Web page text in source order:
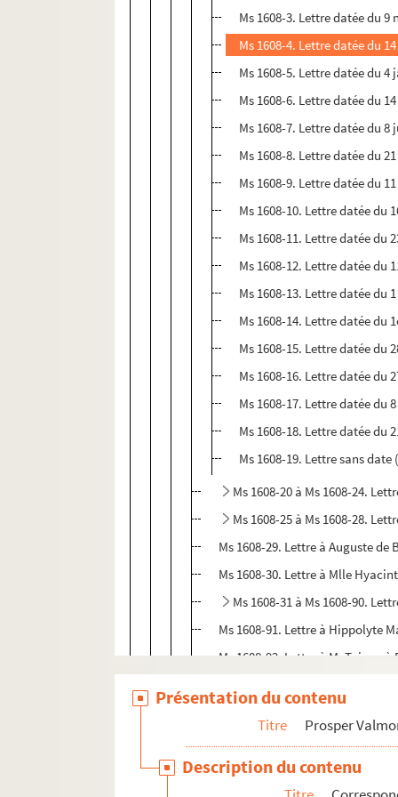
Ms 1608-3. Lettre datée du 9
Ms 1608-4. Lettre datée du
Ms 1608-5. Lettre datée du 4
Ms 1608-6. Lettre datée du
Ms 1608-7. Lettre datée du 8
Ms 1608-8. Lettre datée du
Ms 1608-9. Lettre datée du
Ms 1608-10. Lettre datée du
Ms 1608-11. Lettre datée du
Ms 1608-12. Lettre datée du
Ms 1608-13. Lettre datée du
Ms 1608-14. Lettre datée du
Ms 1608-15. Lettre datée du
Ms 1608-16. Lettre datée du
Ms 1608-17. Lettre datée du
Ms 1608-18. Lettre datée du
Ms 1608-19. Lettre sans date
Ms 1608-20 à Ms 1608-24.
Ms 1608-25 à Ms 1608-28.
Ms 1608-29. Lettre à Auguste de
Ms 1608-30. Lettre à Mlle
Ms 1608-31 à Ms 1608-90.
Ms 1608-91. Lettre à Hippolyte
Ms 1608-92. Lettre à M. Taigny à
Ms 1608-98 à Ms 1608-106.
Présentation du contenu
Titre Prosper
Description du contenu